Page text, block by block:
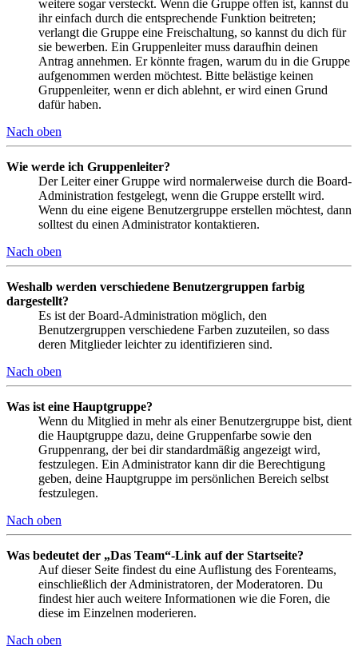
weitere sogar versteckt. Wenn die Gruppe offen ist, kannst du
ihr einfach durch die entsprechende Funktion beitreten;
verlangt die Gruppe eine Freischaltung, so kannst du dich für
sie bewerben. Ein Gruppenleiter muss daraufhin deinen
Antrag annehmen. Er könnte fragen, warum du in die Gruppe
aufgenommen werden möchtest. Bitte belästige keinen
Gruppenleiter, wenn er dich ablehnt, er wird einen Grund
dafür haben.
Nach oben
Wie werde ich Gruppenleiter?
Der Leiter einer Gruppe wird normalerweise durch die Board-
Administration festgelegt, wenn die Gruppe erstellt wird.
Wenn du eine eigene Benutzergruppe erstellen möchtest, dann
solltest du einen Administrator kontaktieren.
Nach oben
Weshalb werden verschiedene Benutzergruppen farbig
dargestellt?
Es ist der Board-Administration möglich, den
Benutzergruppen verschiedene Farben zuzuteilen, so dass
deren Mitglieder leichter zu identifizieren sind.
Nach oben
Was ist eine Hauptgruppe?
Wenn du Mitglied in mehr als einer Benutzergruppe bist, dient
die Hauptgruppe dazu, deine Gruppenfarbe sowie den
Gruppenrang, der bei dir standardmäßig angezeigt wird,
festzulegen. Ein Administrator kann dir die Berechtigung
geben, deine Hauptgruppe im persönlichen Bereich selbst
festzulegen.
Nach oben
Was bedeutet der „Das Team“-Link auf der Startseite?
Auf dieser Seite findest du eine Auflistung des Forenteams,
einschließlich der Administratoren, der Moderatoren. Du
findest hier auch weitere Informationen wie die Foren, die
diese im Einzelnen moderieren.
Nach oben